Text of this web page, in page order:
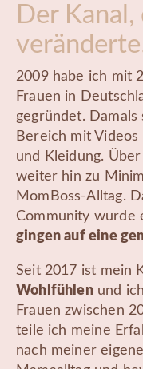
Der
2009 habe ich mit
Frauen in
gegründet.
Bereich mit
und Kleidung.
weiter hin zu
MomBoss-Alltag.
Community wurde
gingen auf eine
Seit 2017 ist mein
Wohlfühlenund
Frauen zwischen
teile ich meine
nach meiner